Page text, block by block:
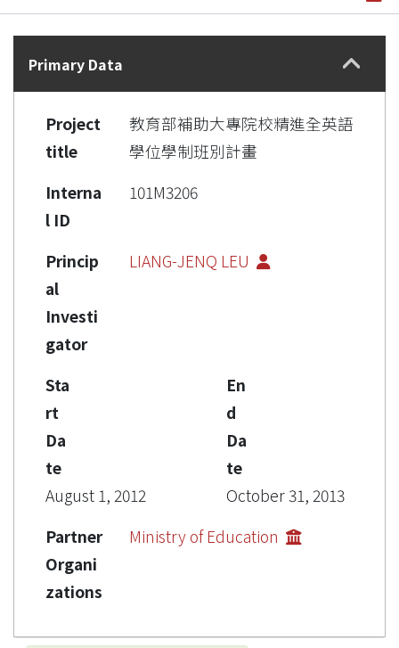
Statistics
Details
Primary Data
Project
title
教育部補助大專院校精進全英語
學位學制班別計畫
Interna
l ID
101M3206
Princip
al
Investi
gator
LIANG-JENQ LEU
Sta
rt
Da
te
August 1, 2012
En
d
Da
te
October 31, 2013
Partner
Organi
zations
Ministry of Education